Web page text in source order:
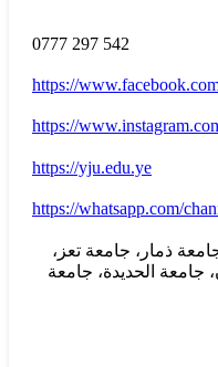
0777 297 542
https://
https://
https://yju.edu.ye
https://whatsapp.com/
ذمار، جامعة تعز،
الحديدة، جامعة